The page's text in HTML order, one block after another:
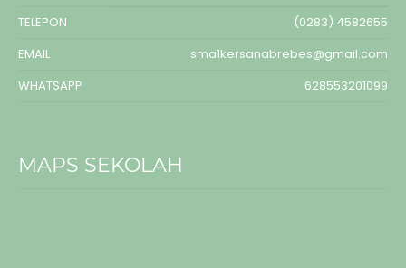
TELEPON
(0283) 4582655
EMAIL
sma1kersanabrebes@gmail.com
WHATSAPP
628553201099
MAPS SEKOLAH